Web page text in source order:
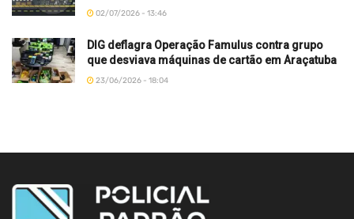
02/07/2026 - 13:46
DIG deflagra Operação Famulus contra grupo
que desviava máquinas de cartão em Araçatuba
23/06/2026 - 18:04